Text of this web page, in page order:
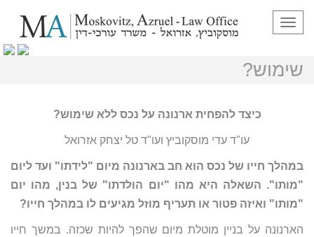
תפריט
כיצד להפחית ארנונה על נכס ללא
שימוש?
כיצד להפחית ארנונה על נכס ללא שימוש?
עו"ד עדי מוסקוביץ ועו"ד טל יצחק אזרואל
במהלך חייו של נכס הוא חב בארנונה מיום "לידתו" ועד ליום
"מותו". השאלה היא מהו "יום הולדתו" של בנין, מהו יום
"מותו" ואיזה פטור או תעריף מוזל מגיעים לו במהלך חייו?
הארנונה על בניין מוטלת מיום שהפך להיות שכזה. במשך חייו